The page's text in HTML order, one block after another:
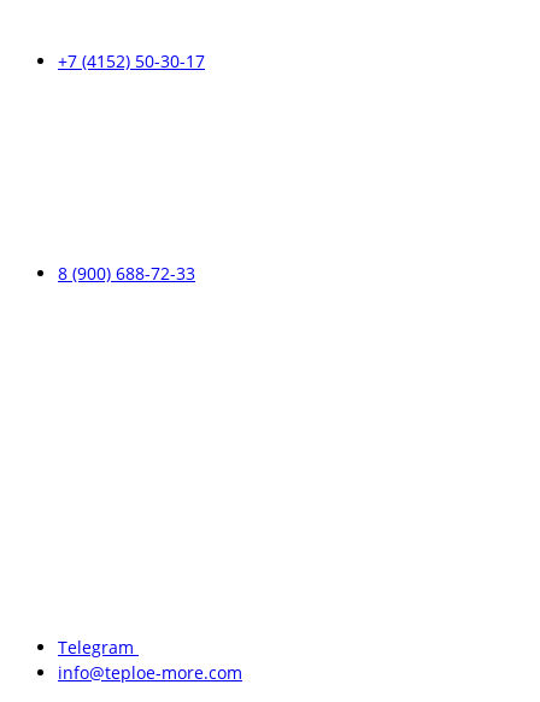
+7 (4152) 50-30-17
8 (900) 688-72-33
Telegram
info@teploe-more.com